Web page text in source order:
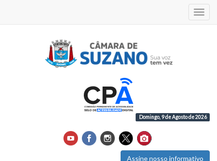
Domingo, 9 de Agosto de 2026
Assine nosso informativo